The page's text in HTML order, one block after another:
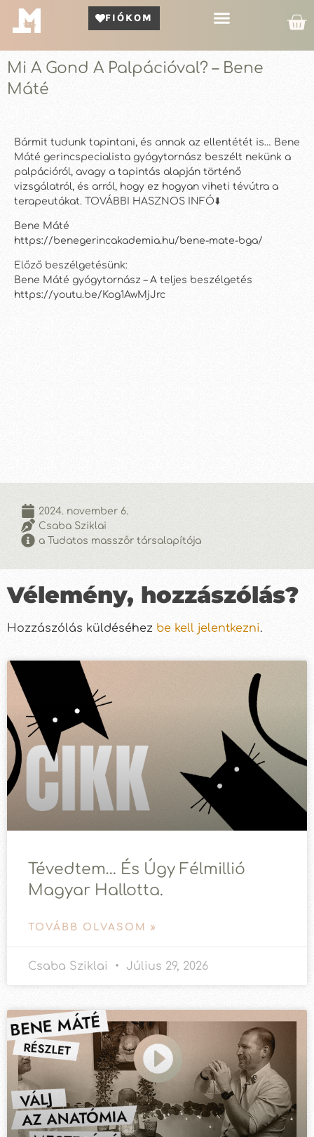
FIÓKOM
Mi A Gond A Palpációval? – Bene
Máté
Bármit tudunk tapintani, és annak az ellentétét is… Bene
Máté gerincspecialista gyógytornász beszélt nekünk a
palpációról, avagy a tapintás alapján történő
vizsgálatról, és arról, hogy ez hogyan viheti tévútra a
terapeutákat. TOVÁBBI HASZNOS INFÓ⬇️
Bene Máté
https://benegerincakademia.hu/bene-mate-bga/
Előző beszélgetésünk:
Bene Máté gyógytornász – A teljes beszélgetés
https://youtu.be/Kog1AwMjJrc
2024. november 6.
Csaba Sziklai
a Tudatos masszőr társalapítója
Vélemény, hozzászólás?
Hozzászólás küldéséhez be kell jelentkezni.
Tévedtem… És Úgy Félmillió
Magyar Hallotta.
TOVÁBB OLVASOM »
Csaba Sziklai Július 29, 2026